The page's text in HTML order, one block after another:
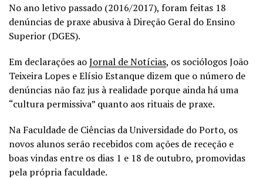
No ano letivo passado (2016/2017), foram feitas 18
denúncias de praxe abusiva à Direção Geral do Ensino
Superior (DGES).
Em declarações aoJornal de Notícias, os sociólogos João
Teixeira Lopes e Elísio Estanque dizem que o número de
denúncias não faz jus à realidade porque ainda há uma
“cultura permissiva” quanto aos rituais de praxe.
Na Faculdade de Ciências da Universidade do Porto, os
novos alunos serão recebidos com ações de receção e
boas vindas entre os dias 1 e 18 de outubro, promovidas
pela própria faculdade.